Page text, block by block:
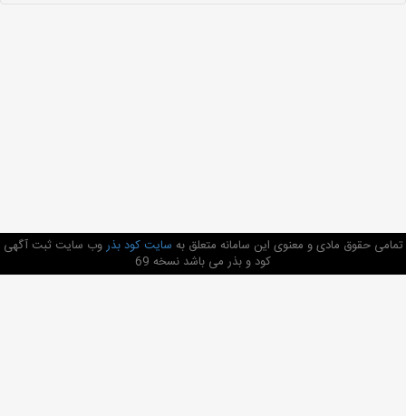
تمامی حقوق مادی و معنوی این سامانه متعلق به سایت کود بذروب سایت ثبت آگهی
کود و بذر می باشد نسخه 69